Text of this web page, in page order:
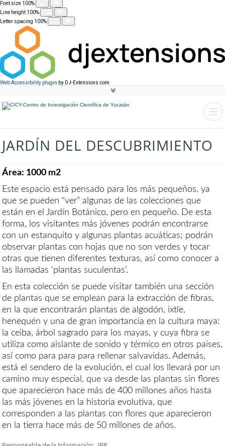
Font size 100%
Line height 100%
Letter spacing 100%
Web Accessibility plugin by DJ-Extensions.com
JARDÍN DEL DESCUBRIMIENTO
Área: 1000 m2
Este espacio está pensado para los más pequeños, ya
que se pueden “ver” algunas de las colecciones que
están en el Jardín Botánico, pero en pequeño. De esta
forma, los visitantes más jóvenes podrán encontrarse
con un estanquito y algunas plantas acuáticas; podrán
observar plantas con hojas que no son verdes y tocar
otras que tienen diferentes texturas, así como conocer a
las llamadas ‘plantas suculentas’.
En esta colección se puede visitar también una sección
de plantas que se emplean para la extracción de fibras,
en la que encontrarán plantas de algodón, ixtle,
henequén y una de gran importancia en la cultura maya:
la ceiba, árbol sagrado para los mayas, y cuya fibra se
utiliza como aislante de sonido y térmico en otros países,
así como para para para rellenar salvavidas. Además,
está el sendero de la evolución, el cual los llevará por un
camino muy especial, que va desde las plantas sin flores
que aparecieron hace más de 400 millones años hasta
las más jóvenes en la historia evolutiva, que
corresponden a las plantas con flores que aparecieron
en la tierra hace más de 50 millones de años.